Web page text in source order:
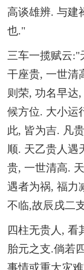
高谈雄辨. 与建
也."
三车一揽赋云:"
干座贵, 一世清
则荣, 功名早达
候方位. 大小运
此, 皆为吉. 凡
顺. 天乙贵人遇
贵, 一世清高.
遇者为祸, 福力
不临,故辰戌二
四柱无贵人, 看
胎元之支.倘若
事情或重大灾